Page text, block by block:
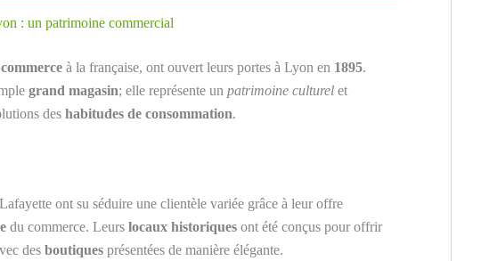
: un patrimoine commercial
commerce à la française, ont ouvert leurs portes à Lyon en 1895.
grand magasin; elle représente un patrimoine culturel et
des habitudes de consommation.
ont su séduire une clientèle variée grâce à leur offre
du commerce. Leurs locaux historiques ont été conçus pour offrir
des boutiques présentées de manière élégante.